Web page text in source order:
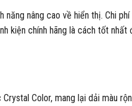
nâng cao về hiển thị. Chi
kiện chính hãng là cách tốt
Color, mang lại dải màu